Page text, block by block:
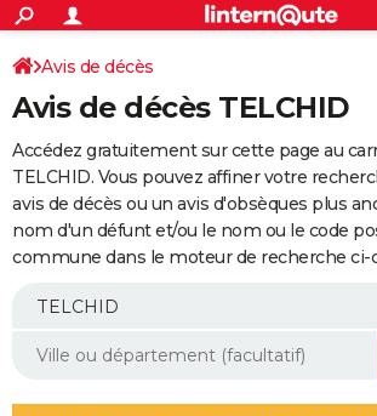
ACTUALITÉS
Politique
Société
Faits Divers
Education
Monde
Villes
+
SPORT
Coupe du monde 2026
Football
Tennis
Cyclisme
Rugby
Forum
Programme TV
TNT
Streaming
Cinéma
Sorties cinéma
Musique
+
FINANCE
Retraite
Epargne
Immobilier
Risques naturels par ville
Banque
Assurance
AUTO
Essais
Réserver un essai
Citadines
Berlines
SUV
Forum auto
+
Mobiles
Meilleur smartphone
Internet
Ordinateurs
Jeux vidéo
Guide high-tech
Aménagement intérieur
Avis de décès
Avis de décès TELCHID
Accédez gratuitement sur cette page au
TELCHID. Vous pouvez affiner votre
avis de décès ou un avis d'obsèques plus
nom d'un défunt et/ou le nom ou le code
commune dans le moteur de recherche ci-